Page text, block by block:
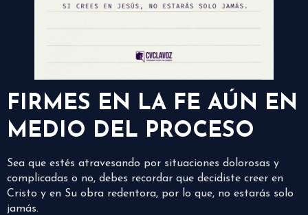
FIRMES EN LA FE AÚN EN
MEDIO DEL PROCESO
Sea que estés atravesando por situaciones dolorosas y
complicadas o no, debes recordar que decidiste creer en
Cristo y en Su obra redentora, por lo que, no estarás solo
jamás.